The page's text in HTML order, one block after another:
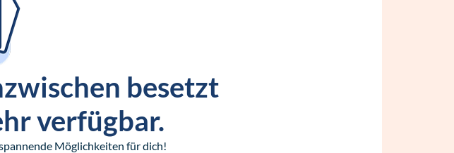
besetzt
verfügbar.
Möglichkeiten für dich!